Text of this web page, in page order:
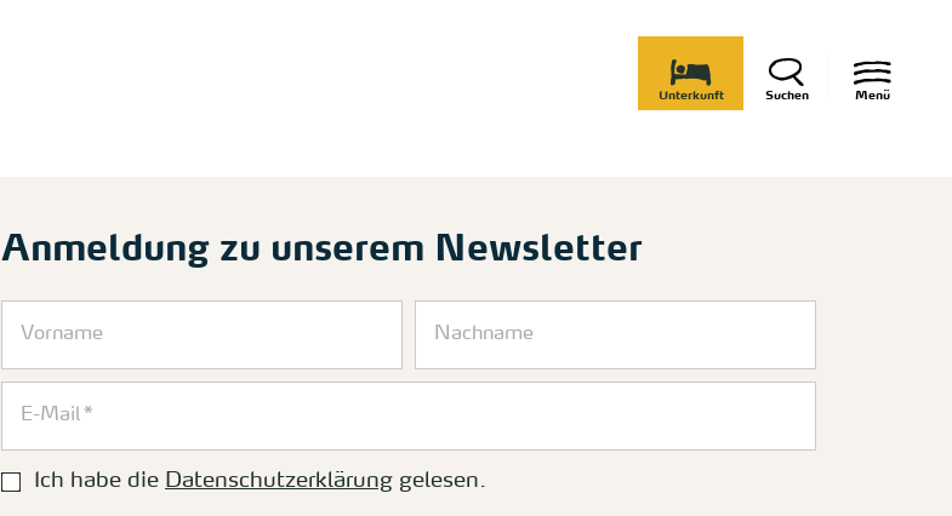
Menü
Suchen
Unterkunft
Anmeldung zu unserem Newsletter
Ich habe die Datenschutzerklärung gelesen.